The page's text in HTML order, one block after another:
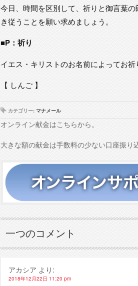
今日、時間を区別して、祈りと御言葉
き従うことを願い求めましょう。
■P：祈り
イエス・キリストのお名前によってお祈
【 しんご 】
カテゴリー: マナメール
オンライン献金はこちらから。
大きな額の献金は手数料の少ない口座振り
一つのコメント
アカシア より:
2018年12月22日 11:20 pm